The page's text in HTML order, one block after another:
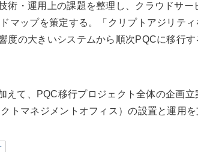
術・運用上の課題を整理し、クラウドサー
マップを策定する。「クリプトアジリテ
度の大きいシステムから順次PQCに移行
て、PQC移行プロジェクト全体の企画立
トマネジメントオフィス）の設置と運用を